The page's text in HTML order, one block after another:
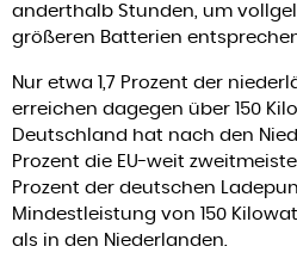
anderthalb Stunden, um
größeren Batterien
Nur etwa 1,7 Prozent der
erreichen dagegen über 150
Deutschland hat nach den
Prozent die EU-weit
Prozent der deutschen
Mindestleistung von 150
als in den Niederlanden.